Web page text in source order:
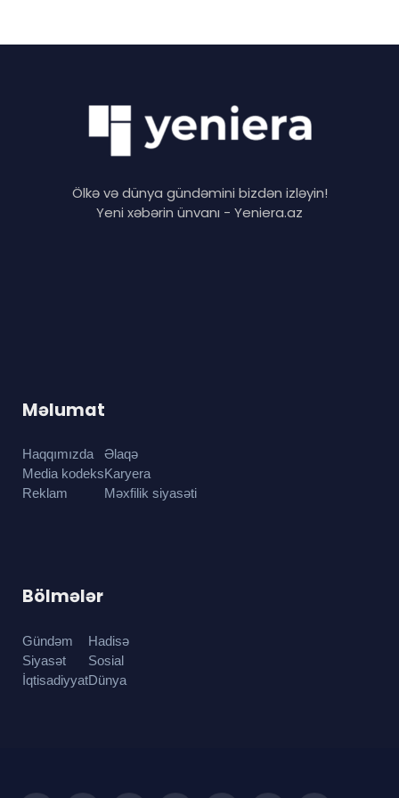
Ölkə və dünya gündəmini bizdən izləyin!
Yeni xəbərin ünvanı - Yeniera.az
Məlumat
Haqqımızda
Media kodeks
Reklam
Əlaqə
Karyera
Məxfilik siyasəti
Bölmələr
Gündəm
Siyasət
İqtisadiyyat
Hadisə
Sosial
Dünya